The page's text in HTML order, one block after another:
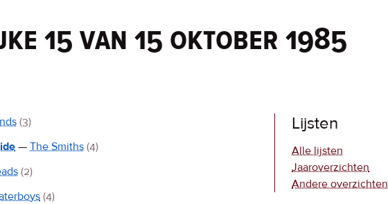
15 van 15 oktober 1985
(3)
— The Smiths (4)
(2)
(4)
Lijsten
Alle lijsten
Jaaroverzichten
Andere overzichten